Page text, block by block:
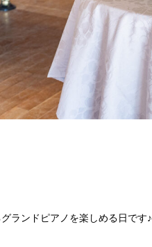
ランドピアノを楽しめる日です♪